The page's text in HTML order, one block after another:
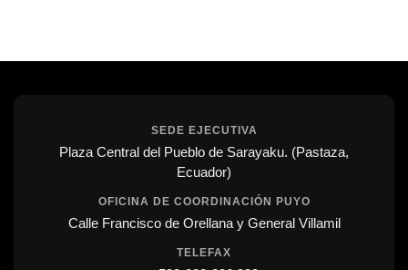
SEDE EJECUTIVA
Plaza Central del Pueblo de Sarayaku. (Pastaza,
Ecuador)
OFICINA DE COORDINACIÓN PUYO
Calle Francisco de Orellana y General Villamil
TELEFAX